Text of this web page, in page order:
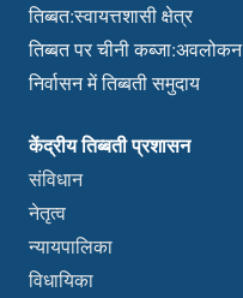
तिब्बत:स्वायत्तशासी क्षेत्र
तिब्बत पर चीनी कब्जा:अवलोकन
निर्वासन में तिब्बती समुदाय
केंद्रीय तिब्बती प्रशासन
संविधान
नेतृत्व
न्यायपालिका
विधायिका